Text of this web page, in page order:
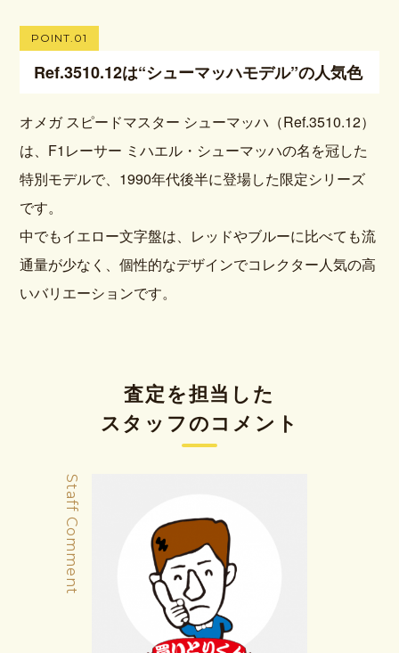
POINT.01
Ref.3510.12は“シューマッハモデル”の人気色
オメガ スピードマスター シューマッハ（Ref.3510.12）
は、F1レーサー ミハエル・シューマッハの名を冠した
特別モデルで、1990年代後半に登場した限定シリーズ
です。
中でもイエロー文字盤は、レッドやブルーに比べても流
通量が少なく、個性的なデザインでコレクター人気の高
いバリエーションです。
査定を担当した
スタッフのコメント
Staff Comment